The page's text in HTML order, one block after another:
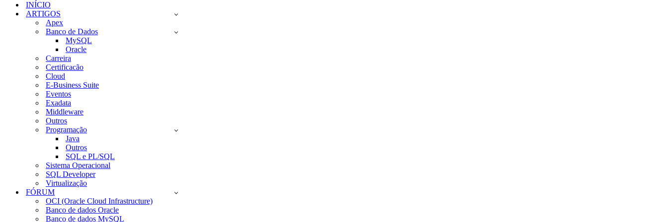
navegaçãoINÍCIO
ARTIGOS
Apex
Banco de Dados
MySQL
Oracle
Carreira
Certificacão
Cloud
E-Business Suite
Eventos
Exadata
Middleware
Outros
Programação
Java
Outros
SQL e PL/SQL
Sistema Operacional
SQL Developer
Virtualização
FÓRUM
OCI (Oracle Cloud Infrastructure)
Banco de dados Oracle
Banco de dados MySQL